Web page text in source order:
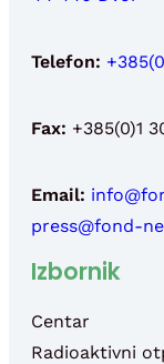
Telefon:
Fax: +385(0)1
Email:
press@fond-
Izbornik
Centar
Radioaktivni